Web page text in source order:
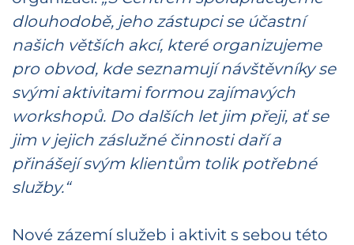
dlouhodobě, jeho zástupci se účastní
našich větších akcí, které organizujeme
pro obvod, kde seznamují návštěvníky se
svými aktivitami formou zajímavých
workshopů. Do dalších let jim přeji, ať se
jim v jejich záslužné činnosti daří a
přinášejí svým klientům tolik potřebné
služby.“
Nové zázemí služeb i aktivit s sebou této